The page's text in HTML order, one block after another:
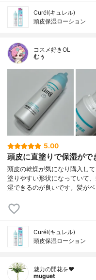
Curél(キュレル)
頭皮保湿ローション
コスメ好きOL
むぅ
5.00
頭皮に直塗りで保湿がで
頭皮の乾燥が気になり購入し
塗りやすい形状になっていて
湿できるのが良いです。髪が
Curél(キュレル)
頭皮保湿ローション
魅力の開花を❤︎
muguet